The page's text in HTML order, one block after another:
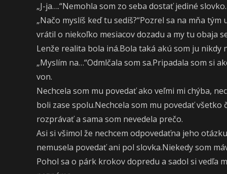
„J-ja….“Nemohla som zo seba dostať jediné slovko.
„Načo myslíš keď tu sedíš?“Pozrel sa na mňa
vrátil o niekoľko mesiacov dozadu a my tu obaja
Lenže realita bola iná.Bola taká akú som ju nikdy
„Myslím na…“Odmlčala som sa.Pripadala som si
von.
Nechcela som mu povedať ako veľmi mi chýba,
boli zase spolu.Nechcela som mu povedať
rozprávať a sama som nevedela prečo.
Asi si všimol že nechcem odpovedaťna jeho
nemusela povedať ani pol slovka.Niekedy som
Pohol sa o párk krokov dopredu a sadol si vedľa